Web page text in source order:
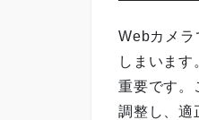
Webカメラ
しまいま
重要です。
調整し、適